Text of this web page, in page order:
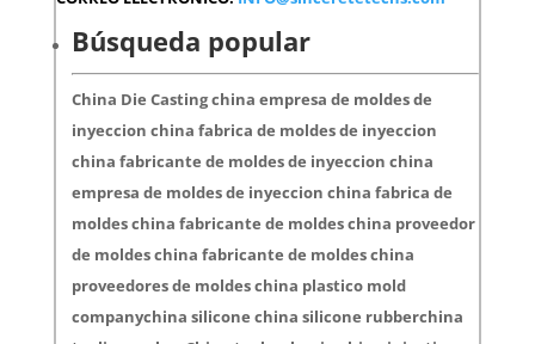
Búsqueda popular
China Die Casting china empresa de moldes de
inyeccion china fabrica de moldes de inyeccion
china fabricante de moldes de inyeccion china
empresa de moldes de inyeccion china fabrica de
moldes china fabricante de moldes china proveedor
de moldes china fabricante de moldes china
proveedores de moldes china plastico mold
companychina silicone china silicone rubberchina